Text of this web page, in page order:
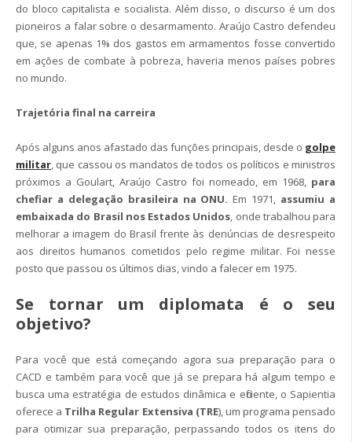
do bloco capitalista e socialista. Além disso, o discurso é um dos
pioneiros a falar sobre o desarmamento. Araújo Castro defendeu
que, se apenas 1% dos gastos em armamentos fosse convertido
em ações de combate à pobreza, haveria menos países pobres
no mundo.
Trajetória final na carreira
Após alguns anos afastado das funções principais, desde o golpe
militar, que cassou os mandatos de todos os políticos e ministros
próximos a Goulart, Araújo Castro foi nomeado, em 1968, para
chefiar a delegação brasileira na ONU. Em 1971, assumiu a
embaixada do Brasil nos Estados Unidos, onde trabalhou para
melhorar a imagem do Brasil frente às denúncias de desrespeito
aos direitos humanos cometidos pelo regime militar. Foi nesse
posto que passou os últimos dias, vindo a falecer em 1975.
Se tornar um diplomata é o seu
objetivo?
Para você que está começando agora sua preparação para o
CACD e também para você que já se prepara há algum tempo e
busca uma estratégia de estudos dinâmica e eficiente, o Sapientia
oferece a Trilha Regular Extensiva (TRE), um programa pensado
para otimizar sua preparação, perpassando todos os itens do